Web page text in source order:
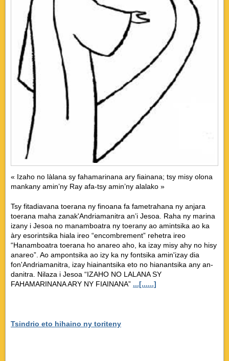
« Izaho no làlana sy fahamarinana ary fiainana; tsy misy olona
mankany amin’ny Ray afa-tsy amin’ny alalako »
Tsy fitadiavana toerana ny finoana fa fametrahana ny anjara
toerana maha zanak'Andriamanitra an’i Jesoa. Raha ny marina
izany i Jesoa no manamboatra ny toerany ao amintsika ao ka
àry esorintsika hiala ireo “encombrement” rehetra ireo
“Hanamboatra toerana ho anareo aho, ka izay misy ahy no hisy
anareo”. Ao ampontsika ao izy ka ny fontsika amin'izay dia
fon'Andriamanitra, izay hiainantsika eto no hianantsika any an-
danitra. Nilaza i Jesoa “IZAHO NO LALANA SY
FAHAMARINANA ARY NY FIAINANA” ...[......]
Tsindrio eto hihaino ny toriteny